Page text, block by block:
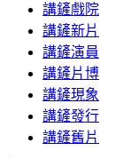
講鏟戲院
講鏟新片
講鏟演員
講鏟片博
講鏟現象
講鏟發行
講鏟舊片